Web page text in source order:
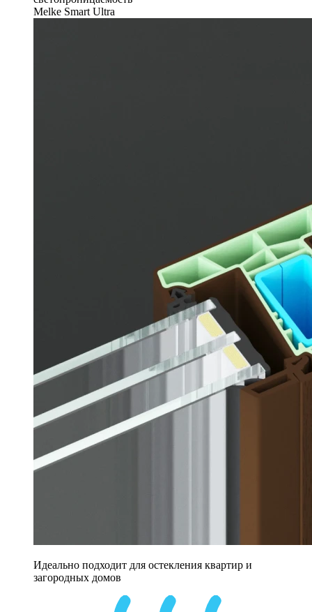
Melke Smart Ultra
Идеально подходит для остекления квартир и
загородных домов